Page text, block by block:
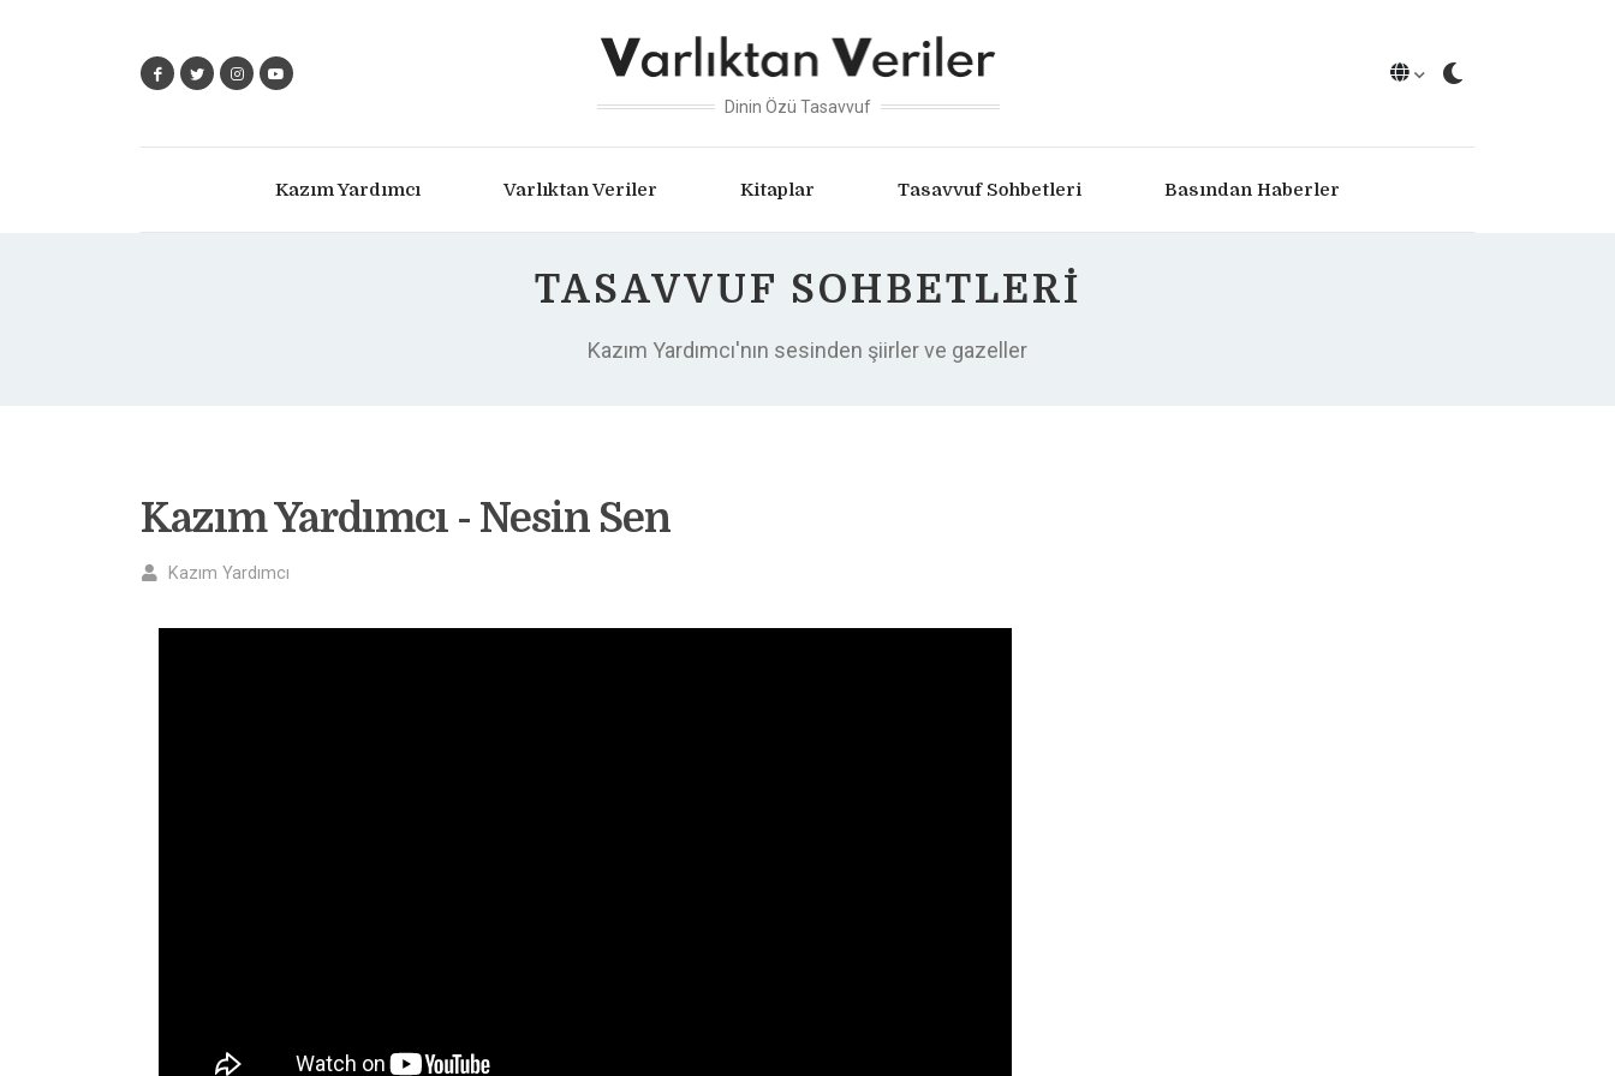
Dinin Özü Tasavvuf
Kazım Yardımcı Varlıktan Veriler Kitaplar Tasavvuf Sohbetleri Basından Haberler
TASAVVUF SOHBETLERI
Kazım Yardımcı'nın sesinden şiirler ve gazeller
Kazım Yardımcı - Nesin Sen
Kazım Yardımcı